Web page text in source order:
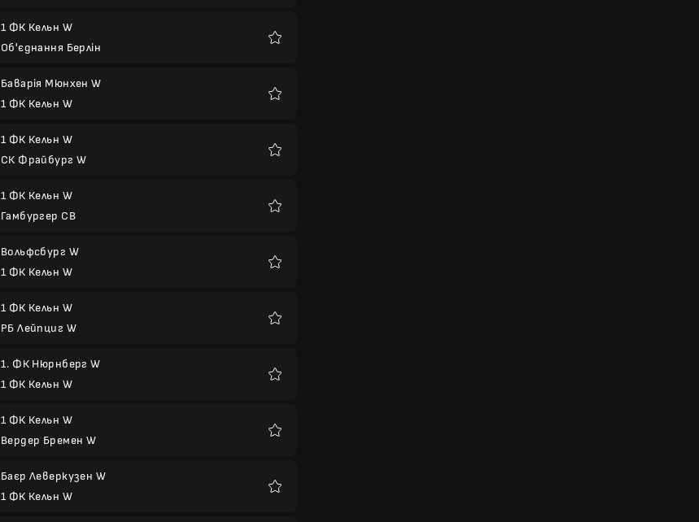
1 ФК Кельн W
Об'єднання Берлін
Баварія Мюнхен W
1 ФК Кельн W
1 ФК Кельн W
СК Фрайбург W
1 ФК Кельн W
Гамбургер СВ
Вольфсбург W
1 ФК Кельн W
1 ФК Кельн W
РБ Лейпциг W
1. ФК Нюрнберг W
1 ФК Кельн W
1 ФК Кельн W
Вердер Бремен W
Баєр Леверкузен W
1 ФК Кельн W